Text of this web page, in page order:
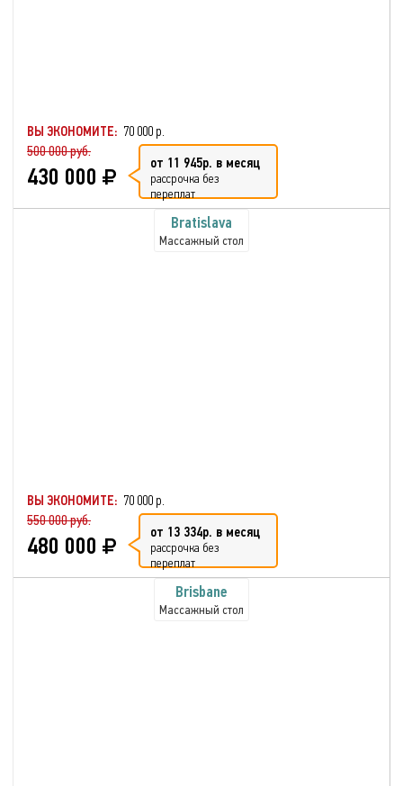
ВЫ ЭКОНОМИТЕ: 70 000 р.
500 000 руб.
430 000 от 11 945р. в месяц
рассрочка без
переплат
Bratislava
Массажный стол
ВЫ ЭКОНОМИТЕ: 70 000 р.
550 000 руб.
480 000 от 13 334р. в месяц
рассрочка без
переплат
Brisbane
Массажный стол